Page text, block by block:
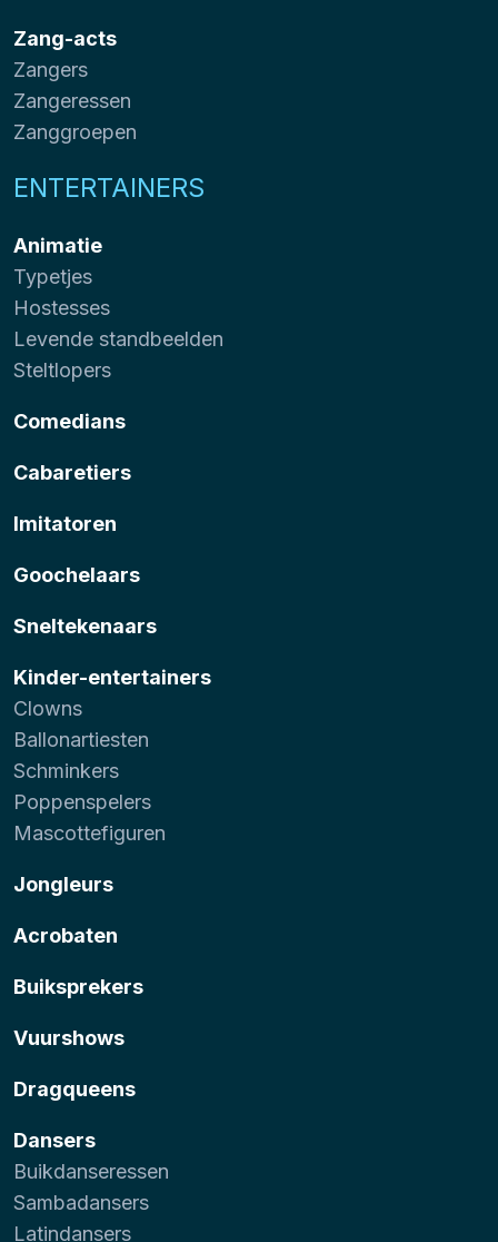
Zang-acts
Zangers
Zangeressen
Zanggroepen
ENTERTAINERS
Animatie
Typetjes
Hostesses
Levende standbeelden
Steltlopers
Comedians
Cabaretiers
Imitatoren
Goochelaars
Sneltekenaars
Kinder-entertainers
Clowns
Ballonartiesten
Schminkers
Poppenspelers
Mascottefiguren
Jongleurs
Acrobaten
Buiksprekers
Vuurshows
Dragqueens
Dansers
Buikdanseressen
Sambadansers
Latindansers